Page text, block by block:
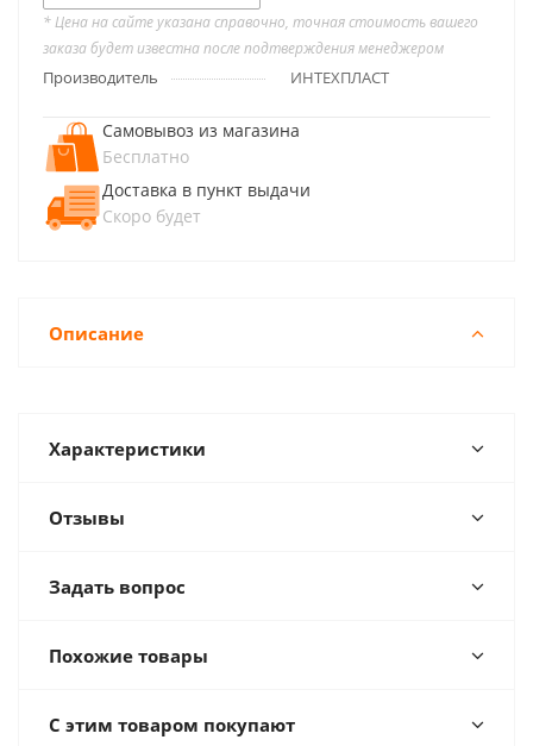
* Цена на сайте указана справочно, точная стоимость вашего
заказа будет известна после подтверждения менеджером
Производитель ИНТЕХПЛАСТ
Самовывоз из магазина
Бесплатно
Доставка в пункт выдачи
Скоро будет
Описание
Характеристики
Отзывы
Задать вопрос
Похожие товары
С этим товаром покупают